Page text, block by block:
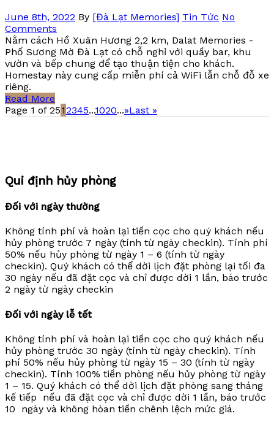
June 8th, 2022 By [Đà Lạt Memories] Tin Tức No
Comments
Nằm cách Hồ Xuân Hương 2,2 km, Dalat Memories -
Phố Sương Mờ Đà Lạt có chỗ nghỉ với quầy bar, khu
vườn và bếp chung để tạo thuận tiện cho khách.
Homestay này cung cấp miễn phí cả WiFi lẫn chỗ đỗ xe
riêng.
Read More
Page 1 of 2512345...1020...»Last »
Qui định hủy phòng
Đối với ngày thường
Không tính phí và hoàn lại tiền cọc cho quý khách nếu
hủy phòng trước 7 ngày (tính từ ngày checkin). Tính phí
50% nếu hủy phòng từ ngày 1 – 6 (tính từ ngày
checkin). Quý khách có thể dời lịch đặt phòng lại tối đa
30 ngày nếu đã đặt cọc và chỉ được dời 1 lần, báo trước
2 ngày từ ngày checkin
Đối với ngày lễ tết
Không tính phí và hoàn lại tiền cọc cho quý khách nếu
hủy phòng trước 30 ngày (tính từ ngày checkin). Tính
phí 50% nếu hủy phòng từ ngày 15 – 30 (tính từ ngày
checkin). Tính 100% tiền phòng nếu hủy phòng từ ngày
1 – 15. Quý khách có thể dời lịch đặt phòng sang tháng
kế tiếp nếu đã đặt cọc và chỉ được dời 1 lần, báo trước
10 ngày và không hòan tiền chênh lệch mức giá.